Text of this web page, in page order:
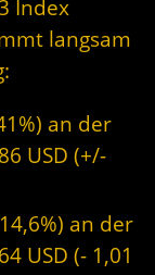
Index
langsam
an der
USD (+/-
an der
USD (- 1,01